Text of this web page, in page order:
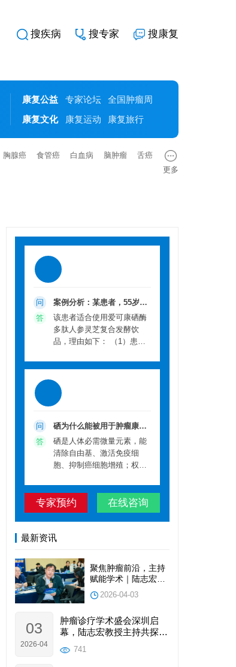
搜疾病 搜专家 搜康复
康复公益 专家论坛
全国肿瘤周
康复文化
康复运动 康复旅行
胸腺癌 食管癌 白血病 脑肿瘤
舌癌
更多
问
案例分析：某患者，55岁，
经二级医院确诊为肺癌，目
前处于化疗期间，出现白细
胞减少、恶心呕吐、食欲差
硒地区（广东），担心化疗
解是否适合使用爱可康硒酶
多肽人参灵芝复合发酵饮
该患者是否适合使用该产
硒剂量。
答
该患者适合使用爱可康硒酶
多肽人参灵芝复合发酵饮
品，理由如下： （1）患者
中的核心成分酶切植物活性
硒，可减轻化疗药物（如顺
护骨髓造血功能，减少白细
胞下降幅度，缓解消化道反
应（恶心呕吐、食欲差），
且不影响化疗对肿瘤细胞的
疗副作用的需求。 （2） 患
者生活在我国低硒地区，本
身存在硒摄入不足的可能，
肿瘤患者在治疗期间对硒的
需求增加，补充硒可满足其
疫功能，帮助患者降低治疗
后感染风险，为后续治疗提
供支持。 （3） 产品采用
180天窖藏发酵工艺，能提
升有效成分吸收率，减少肠
胃刺激，适合化疗期间肠胃
功能可能较弱的患者；且组
等成分，可改善患者睡眠
问
硒为什么能被用于肿瘤康
复？有哪些权威依据？
答
硒是人体必需微量元素，能
清除自由基、激活免疫细
胞、抑制癌细胞增殖；权威
林县干预试验。2005年，“硒
具有防癌抗癌作用”已被写入
及高等院校医药教材，内容
DNA、RNA和蛋白质合成，
抑制癌基因的转录，干扰致
癌物质的代谢”等。硒在癌症
预防与康复中的作用已被大
专家预约 在线咨询
最新资讯
聚焦肿瘤前沿，主持
赋能学术｜陆志宏理
事长受邀请参加并主
持2026深圳国际肿瘤
2026-04-03
03
2026-04
肿瘤诊疗学术盛会深圳启
幕，陆志宏教授主持共探行
741